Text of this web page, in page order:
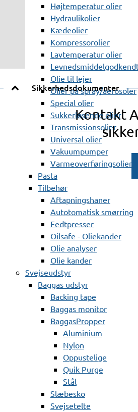
Højtemperatur olier
Hydraulikolier
Kædeolier
Kompressorolier
Lavtemperatur olier
Olie til lejer
Olier på spray/aerosoler
Special olier
Sukkerløsende olier
Transmissionsolier
Universal olier
Vakuumpumper
Varmeoverføringsolier
Pasta
Tilbehør
Aftapningshaner
Autotomatisk smørring
Fedtpresser
Oilsafe - Oliekander
Olie analyser
Olie kander
Svejseudstyr
Baggas udstyr
Backing tape
Baggas monitor
BaggasPropper
Aluminium
Nylon
Oppustelige
Quik Purge
Stål
Slæbesko
Svejsetelte
Sikkerhedsdokumenter
Kontakt